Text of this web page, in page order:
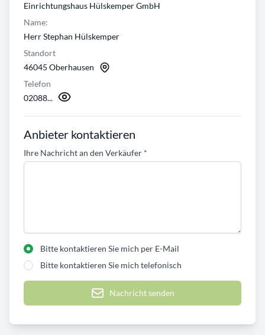
Einrichtungshaus Hülskemper GmbH
Name:
Herr Stephan Hülskemper
Standort
46045 Oberhausen
Telefon
02088...
Anbieter kontaktieren
Ihre Nachricht an den Verkäufer *
Bitte kontaktieren Sie mich per E-Mail
Bitte kontaktieren Sie mich telefonisch
Nachricht senden